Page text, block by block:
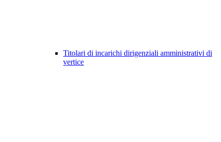
Titolari di incarichi dirigenziali amministrativi di
vertice